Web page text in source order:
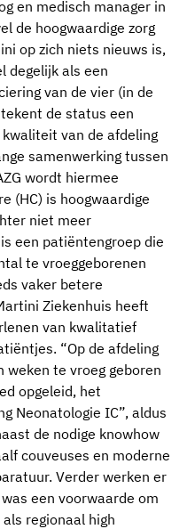
en medisch manager in
de hoogwaardige zorg
op zich niets nieuws is,
degelijk als een
van de vier (in de
de status een
van de afdeling
samenwerking tussen
wordt hiermee
(HC) is hoogwaardige
niet meer
een patiëntengroep die
te vroeggeborenen
vaker betere
Ziekenhuis heeft
van kwalitatief
“Op de afdeling
weken te vroeg geboren
opgeleid, het
Neonatologie IC”, aldus
de nodige knowhow
couveuses en moderne
Verder werken er
een voorwaarde om
regionaal high